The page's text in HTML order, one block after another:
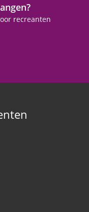
recreanten